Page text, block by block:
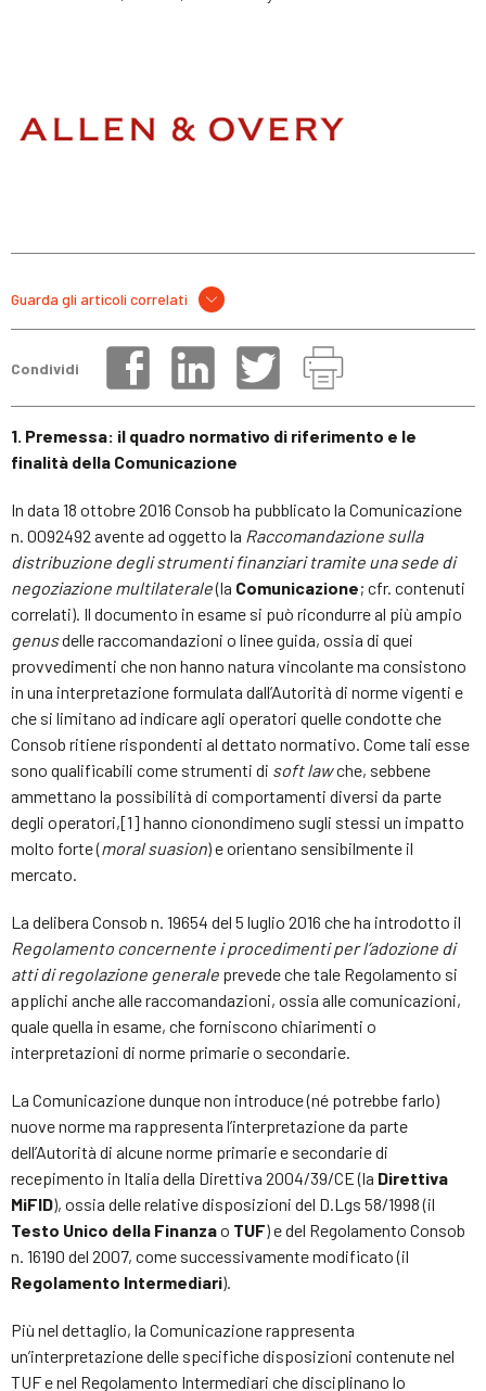
Guarda gli articoli correlati
Condividi
1. Premessa: il quadro normativo di riferimento e le
finalità della Comunicazione
In data 18 ottobre 2016 Consob ha pubblicato la Comunicazione
n. 0092492 avente ad oggetto la Raccomandazione sulla
distribuzione degli strumenti finanziari tramite una sede di
negoziazione multilaterale(la Comunicazione; cfr. contenuti
correlati). Il documento in esame si può ricondurre al più ampio
genusdelle raccomandazioni o linee guida, ossia di quei
provvedimenti che non hanno natura vincolante ma consistono
in una interpretazione formulata dall’Autorità di norme vigenti e
che si limitano ad indicare agli operatori quelle condotte che
Consob ritiene rispondenti al dettato normativo. Come tali esse
sono qualificabili come strumenti di soft lawche, sebbene
ammettano la possibilità di comportamenti diversi da parte
degli operatori,[1] hanno cionondimeno sugli stessi un impatto
molto forte (moral suasion) e orientano sensibilmente il
mercato.
La delibera Consob n. 19654 del 5 luglio 2016 che ha introdotto il
Regolamento concernente i procedimenti per l’adozione di
atti di regolazione generale prevede che tale Regolamento si
applichi anche alle raccomandazioni, ossia alle comunicazioni,
quale quella in esame, che forniscono chiarimenti o
interpretazioni di norme primarie o secondarie.
La Comunicazione dunque non introduce (né potrebbe farlo)
nuove norme ma rappresenta l’interpretazione da parte
dell’Autorità di alcune norme primarie e secondarie di
recepimento in Italia della Direttiva 2004/39/CE (la Direttiva
MiFID), ossia delle relative disposizioni del D.Lgs 58/1998 (il
Testo Unico della Finanzao TUF) e del Regolamento Consob
n. 16190 del 2007, come successivamente modificato (il
Regolamento Intermediari).
Più nel dettaglio, la Comunicazione rappresenta
un’interpretazione delle specifiche disposizioni contenute nel
TUF e nel Regolamento Intermediari che disciplinano lo